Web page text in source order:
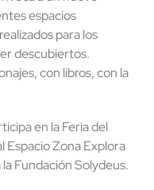
espacios
para los
descubiertos.
con libros, con la
en la Feria del
Espacio Zona Explora
Fundación Solydeus.